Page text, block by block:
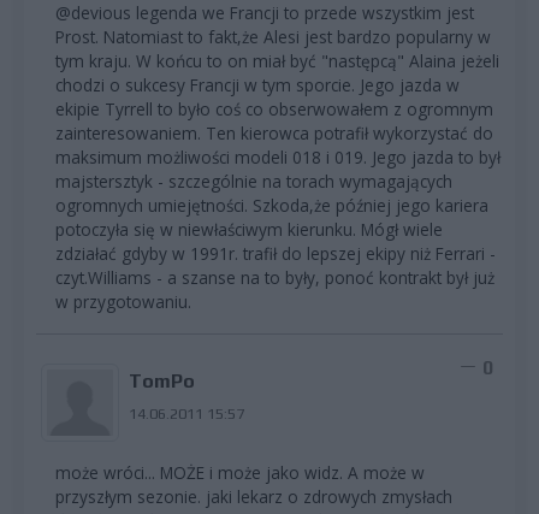
@devious legenda we Francji to przede wszystkim jest
Prost. Natomiast to fakt,że Alesi jest bardzo popularny w
tym kraju. W końcu to on miał być "następcą" Alaina jeżeli
chodzi o sukcesy Francji w tym sporcie. Jego jazda w
ekipie Tyrrell to było coś co obserwowałem z ogromnym
zainteresowaniem. Ten kierowca potrafił wykorzystać do
maksimum możliwości modeli 018 i 019. Jego jazda to był
majstersztyk - szczególnie na torach wymagających
ogromnych umiejętności. Szkoda,że później jego kariera
potoczyła się w niewłaściwym kierunku. Mógł wiele
zdziałać gdyby w 1991r. trafił do lepszej ekipy niż Ferrari -
czyt.Williams - a szanse na to były, ponoć kontrakt był już
w przygotowaniu.
TomPo
14.06.2011 15:57
0
może wróci... MOŻE i może jako widz. A może w
przyszłym sezonie. jaki lekarz o zdrowych zmysłach